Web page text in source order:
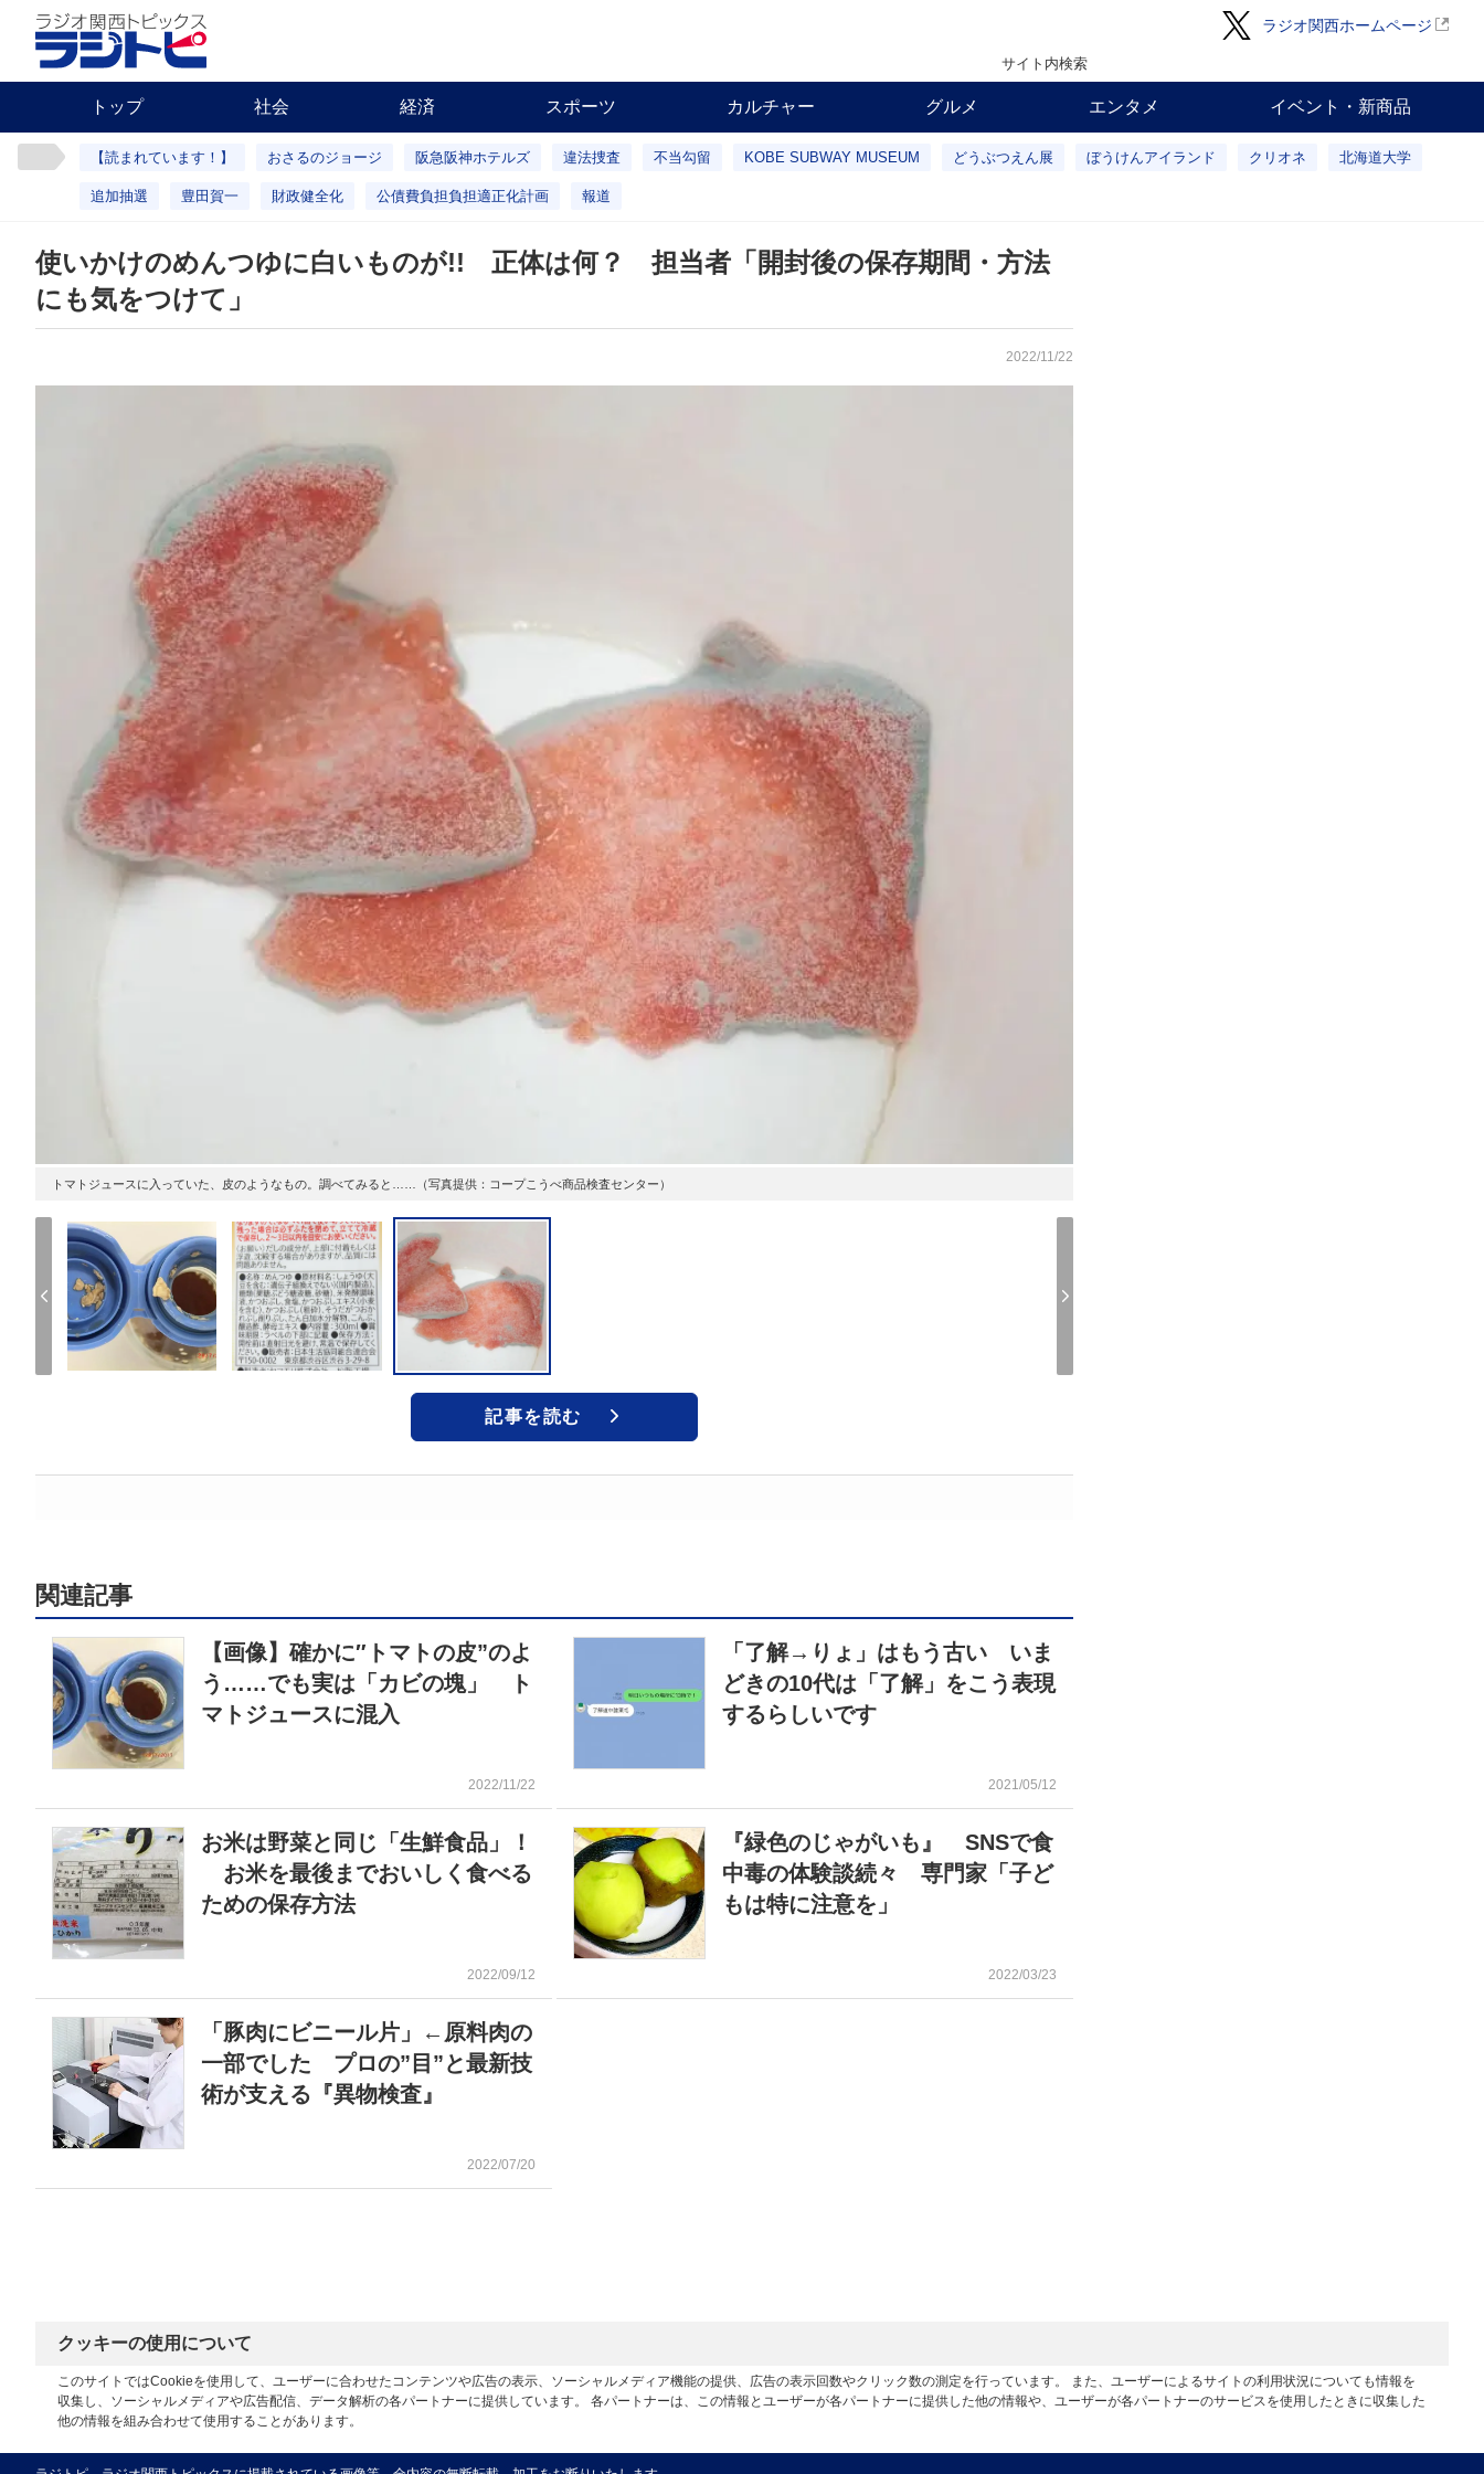
ラジオ関西ホームページ
サイト内検索
トップ 社会 経済 スポーツ カルチャー グルメ エンタメ イベント・新商品
【読まれています！】 おさるのジョージ 阪急阪神ホテルズ 違法捜査 不当勾留 KOBE SUBWAY MUSEUM どうぶつえん展 ぼうけんアイランド クリオネ 北海道大学
追加抽選 豊田賀一 財政健全化 公債費負担負担適正化計画 報道
使いかけのめんつゆに白いものが!! 正体は何？ 担当者「開封後の保存期間・方法
にも気をつけて」
2022/11/22
トマトジュースに入っていた、皮のようなもの。調べてみると……（写真提供：コープこうべ商品検査センター）
記事を読む
関連記事
【画像】確かに″トマトの皮”のよ
う……でも実は「カビの塊」 ト
マトジュースに混入
2022/11/22
「了解→りょ」はもう古い いま
どきの10代は「了解」をこう表現
するらしいです
2021/05/12
お米は野菜と同じ「生鮮食品」！
お米を最後までおいしく食べる
ための保存方法
2022/09/12
『緑色のじゃがいも』 SNSで食
中毒の体験談続々 専門家「子ど
もは特に注意を」
2022/03/23
「豚肉にビニール片」←原料肉の
一部でした プロの”目”と最新技
術が支える『異物検査』
2022/07/20
クッキーの使用について
このサイトではCookieを使用して、ユーザーに合わせたコンテンツや広告の表示、ソーシャルメディア機能の提供、広告の表示回数やクリック数の測定を行っています。 また、ユーザーによるサイトの利用状況についても情報を
収集し、ソーシャルメディアや広告配信、データ解析の各パートナーに提供しています。 各パートナーは、この情報とユーザーが各パートナーに提供した他の情報や、ユーザーが各パートナーのサービスを使用したときに収集した
他の情報を組み合わせて使用することがあります。